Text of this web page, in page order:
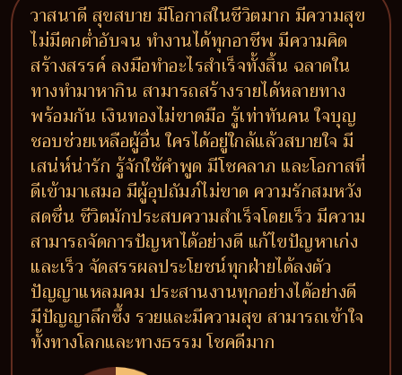
วาสนาดี สุขสบาย มีโอกาสในชีวิตมาก มีความสุข
ไม่มีตกต่ำอับจน ทำงานได้ทุกอาชีพ มีความคิด
สร้างสรรค์ ลงมือทำอะไรสำเร็จทั้งสิ้น ฉลาดใน
ทางทำมาหากิน สามารถสร้างรายได้หลายทาง
พร้อมกัน เงินทองไม่ขาดมือ รู้เท่าทันคน ใจบุญ
ชอบช่วยเหลือผู้อื่น ใครได้อยู่ใกล้แล้วสบายใจ มี
เสน่ห์น่ารัก รู้จักใช้คำพูด มีโชคลาภ และโอกาสที่
ดีเข้ามาเสมอ มีผู้อุปถัมภ์ไม่ขาด ความรักสมหวัง
สดชื่น ชีวิตมักประสบความสำเร็จโดยเร็ว มีความ
สามารถจัดการปัญหาได้อย่างดี แก้ไขปัญหาเก่ง
และเร็ว จัดสรรผลประโยชน์ทุกฝ่ายได้ลงตัว
ปัญญาแหลมคม ประสานงานทุกอย่างได้อย่างดี
มีปัญญาลึกซึ้ง รวยและมีความสุข สามารถเข้าใจ
ทั้งทางโลกและทางธรรม โชคดีมาก